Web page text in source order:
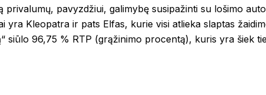
pavyzdžiui, galimybę susipažinti su lošimo
yra Kleopatra ir pats Elfas, kurie visi atlieka slaptas
siūlo 96,75 % RTP (grąžinimo procentą), kuris yra šiek